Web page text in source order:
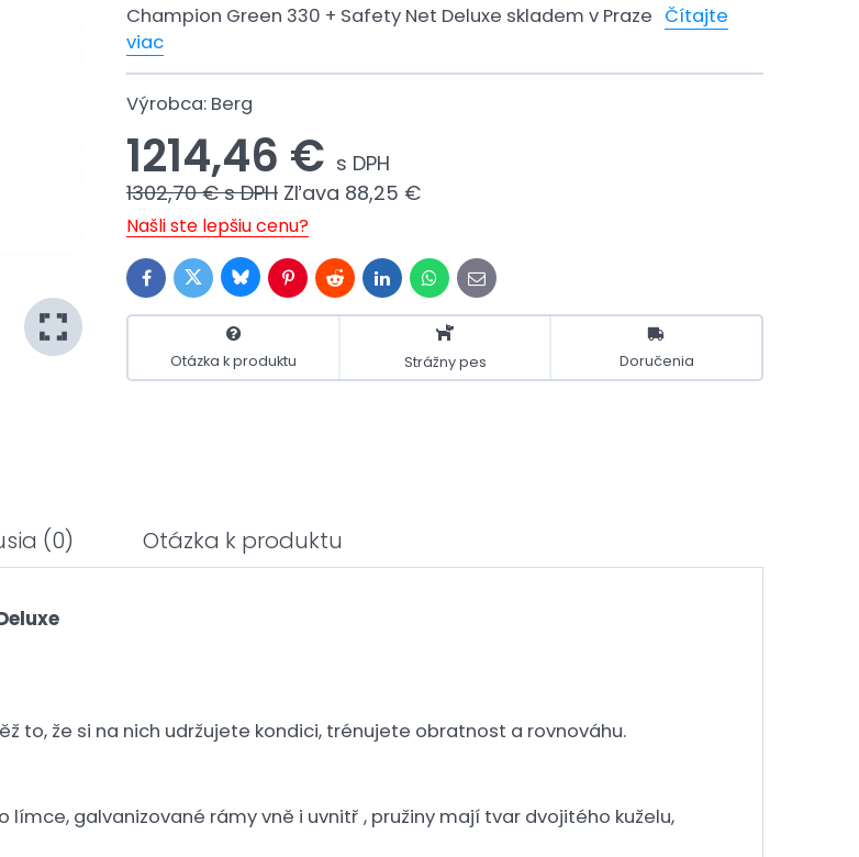
Champion Green 330 + Safety Net Deluxe skladem v Praze Čítajte
viac
Výrobca: Berg
1214,46 € s DPH
1302,70 € s DPH Zľava 88,25 €
Našli ste lepšiu cenu?
FacebookTwitterBlueskyPinterestRedditLinkedInWhatsApp
E-
mail
Otázka k produktu Strážny pes Doručenia
(0) Otázka k produktu
to, že si na nich udržujete kondici, trénujete obratnost a rovnováhu.
galvanizované rámy vně i uvnitř , pružiny mají tvar dvojitého kuželu,